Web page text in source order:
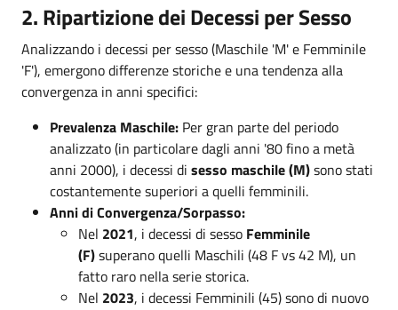
2. Ripartizione dei Decessi per Sesso
Analizzando i decessi per sesso (Maschile 'M' e Femminile
'F'), emergono differenze storiche e una tendenza alla
convergenza in anni specifici:
Prevalenza Maschile: Per gran parte del periodo
analizzato (in particolare dagli anni '80 fino a metà
anni 2000), i decessi di sesso maschile (M)sono stati
costantemente superiori a quelli femminili.
Anni di Convergenza/Sorpasso:
Nel 2021, i decessi di sesso Femminile
(F)superano quelli Maschili (48 F vs 42 M), un
fatto raro nella serie storica.
Nel 2023, i decessi Femminili (45) sono di nuovo